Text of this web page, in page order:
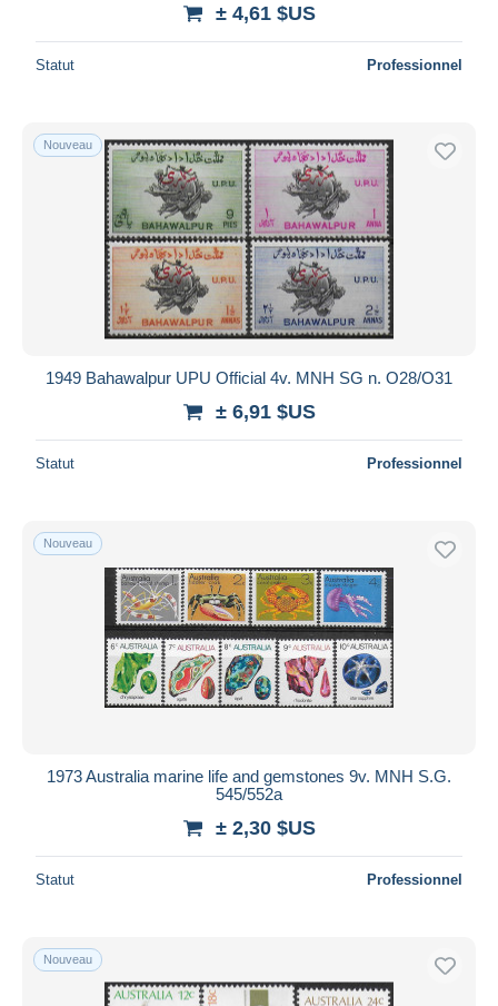
± 4,61 $US
Statut Professionnel
Nouveau
1949 Bahawalpur UPU Official 4v. MNH SG n. O28/O31
± 6,91 $US
Statut Professionnel
Nouveau
1973 Australia marine life and gemstones 9v. MNH S.G.
545/552a
± 2,30 $US
Statut Professionnel
Nouveau